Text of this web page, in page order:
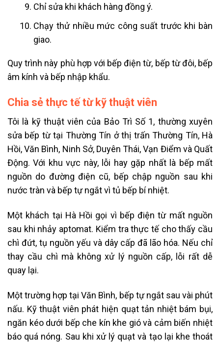
Chỉ sửa khi khách hàng đồng ý.
Chạy thử nhiều mức công suất trước khi bàn
giao.
Quy trình này phù hợp với bếp điện từ, bếp từ đôi, bếp
âm kính và bếp nhập khẩu.
Chia sẻ thực tế từ kỹ thuật viên
Tôi là kỹ thuật viên của Bảo Trì Số 1, thường xuyên
sửa bếp từ tại Thường Tín ở thị trấn Thường Tín, Hà
Hồi, Văn Bình, Ninh Sở, Duyên Thái, Vạn Điểm và Quất
Động. Với khu vực này, lỗi hay gặp nhất là bếp mất
nguồn do đường điện cũ, bếp chập nguồn sau khi
nước tràn và bếp tự ngắt vì tủ bếp bí nhiệt.
Một khách tại Hà Hồi gọi vì bếp điện từ mất nguồn
sau khi nhảy aptomat. Kiểm tra thực tế cho thấy cầu
chì đứt, tụ nguồn yếu và dây cấp đã lão hóa. Nếu chỉ
thay cầu chì mà không xử lý nguồn cấp, lỗi rất dễ
quay lại.
Một trường hợp tại Văn Bình, bếp tự ngắt sau vài phút
nấu. Kỹ thuật viên phát hiện quạt tản nhiệt bám bụi,
ngăn kéo dưới bếp che kín khe gió và cảm biến nhiệt
báo quá nóng. Sau khi xử lý quạt và tạo lại khe thoát